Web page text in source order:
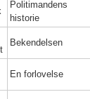
Politimandens
historie
Bekendelsen
En forlovelse